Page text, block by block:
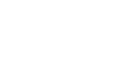
Estadísticas Tributarias